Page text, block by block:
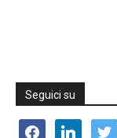
Seguici su
facebooklinkedin twitter